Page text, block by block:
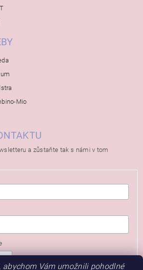
Mio
a zůstaňte tak s námi v tom
abychom Vám umožnili pohodlné